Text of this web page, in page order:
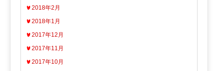
2018年2月
2018年1月
2017年12月
2017年11月
2017年10月